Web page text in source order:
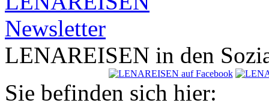
LENAREISEN in den
Sie befinden sich hier: